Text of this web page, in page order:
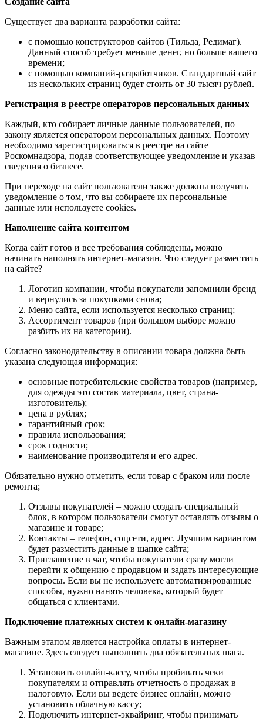
Существует два варианта разработки сайта:
с помощью конструкторов сайтов (Тильда, Редимаг).
Данный способ требует меньше денег, но больше вашего
времени;
с помощью компаний-разработчиков. Стандартный сайт
из нескольких страниц будет стоить от 30 тысяч рублей.
Регистрация в реестре операторов персональных данных
Каждый, кто собирает личные данные пользователей, по
закону является оператором персональных данных. Поэтому
необходимо зарегистрироваться в реестре на сайте
Роскомнадзора, подав соответствующее уведомление и указав
сведения о бизнесе.
При переходе на сайт пользователи также должны получить
уведомление о том, что вы собираете их персональные
данные или используете cookies.
Наполнение сайта контентом
Когда сайт готов и все требования соблюдены, можно
начинать наполнять интернет-магазин. Что следует разместить
на сайте?
Логотип компании, чтобы покупатели запомнили бренд
и вернулись за покупками снова;
Меню сайта, если используется несколько страниц;
Ассортимент товаров (при большом выборе можно
разбить их на категории).
Согласно законодательству в описании товара должна быть
указана следующая информация:
основные потребительские свойства товаров (например,
для одежды это состав материала, цвет, страна-
изготовитель);
цена в рублях;
гарантийный срок;
правила использования;
срок годности;
наименование производителя и его адрес.
Обязательно нужно отметить, если товар с браком или после
ремонта;
Отзывы покупателей – можно создать специальный
блок, в котором пользователи смогут оставлять отзывы о
магазине и товаре;
Контакты – телефон, соцсети, адрес. Лучшим вариантом
будет разместить данные в шапке сайта;
Приглашение в чат, чтобы покупатели сразу могли
перейти к общению с продавцом и задать интересующие
вопросы. Если вы не используете автоматизированные
способы, нужно нанять человека, который будет
общаться с клиентами.
Подключение платежных систем к онлайн-магазину
Важным этапом является настройка оплаты в интернет-
магазине. Здесь следует выполнить два обязательных шага.
Установить онлайн-кассу, чтобы пробивать чеки
покупателям и отправлять отчетность о продажах в
налоговую. Если вы ведете бизнес онлайн, можно
установить облачную кассу;
Подключить интернет-эквайринг, чтобы принимать